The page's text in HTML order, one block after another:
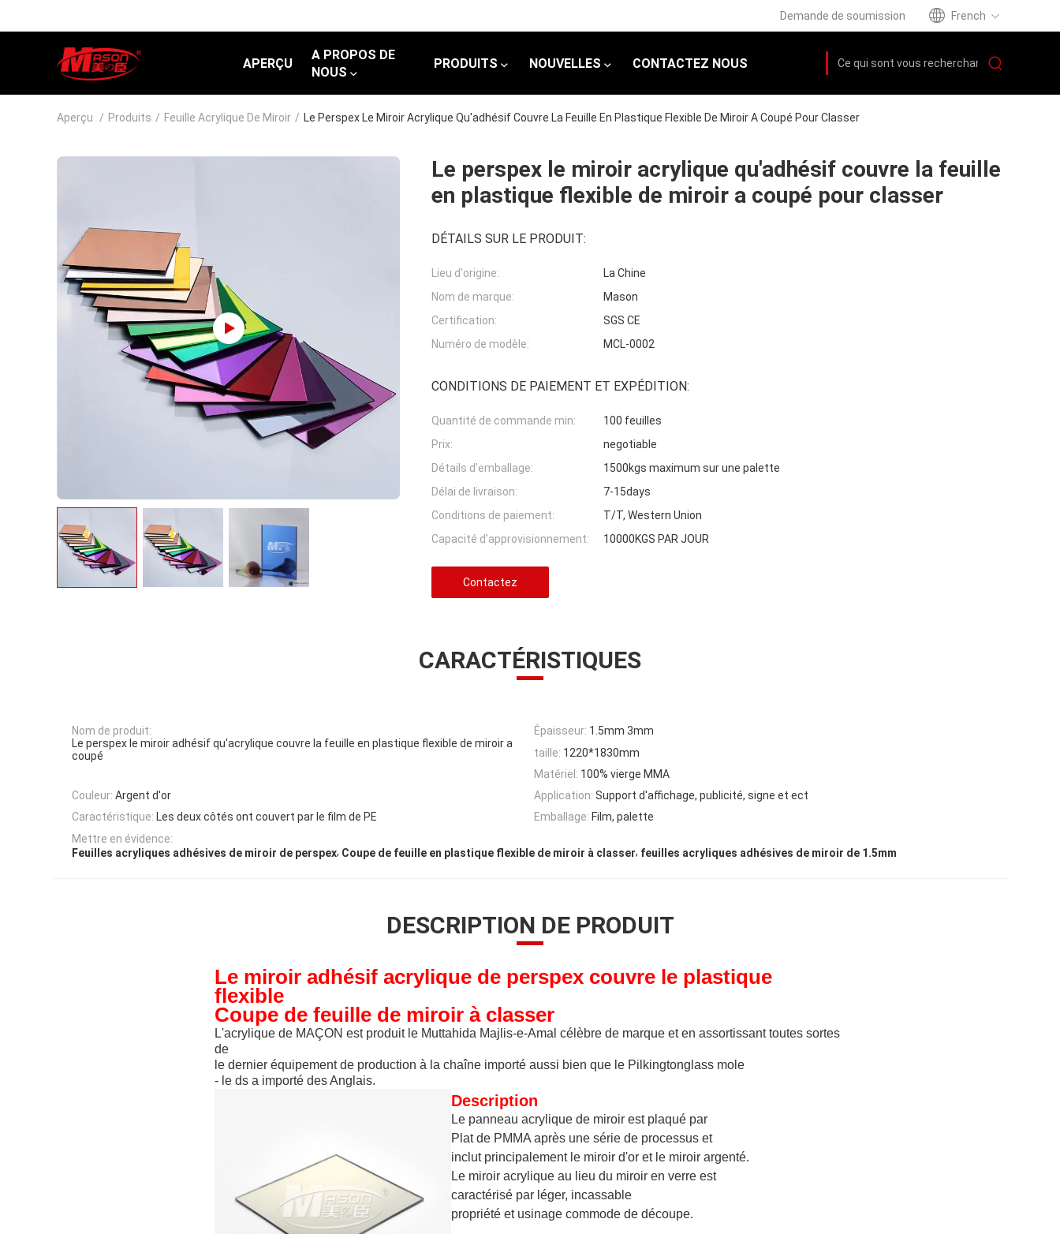
Demande de soumission French
APERÇU
A PROPOS DE
NOUS
PRODUITS NOUVELLES CONTACTEZ NOUS
Aperçu / Produits / Feuille Acrylique De Miroir / Le Perspex Le Miroir Acrylique Qu'adhésif Couvre La Feuille En Plastique Flexible De Miroir A Coupé Pour Classer
Le perspex le miroir acrylique qu'adhésif couvre la feuille
en plastique flexible de miroir a coupé pour classer
DÉTAILS SUR LE PRODUIT:
Lieu d'origine:
La Chine
Nom de marque:
Mason
Certification:
SGS CE
Numéro de modèle:
MCL-0002
CONDITIONS DE PAIEMENT ET EXPÉDITION:
Quantité de commande min:
100 feuilles
Prix:
negotiable
Détails d'emballage:
1500kgs maximum sur une palette
Délai de livraison:
7-15days
Conditions de paiement:
T/T, Western Union
Capacité d'approvisionnement:
10000KGS PAR JOUR
Contactez
CARACTÉRISTIQUES
Nom de produit:
Le perspex le miroir adhésif qu'acrylique couvre la feuille en plastique flexible de miroir a
coupé
Épaisseur: 1.5mm 3mm
taille: 1220*1830mm
Matériel: 100% vierge MMA
Couleur: Argent d'or Application: Support d'affichage, publicité, signe et ect
Caractéristique: Les deux côtés ont couvert par le film de PE Emballage: Film, palette
Mettre en évidence:
Feuilles acryliques adhésives de miroir de perspex, Coupe de feuille en plastique flexible de miroir à classer, feuilles acryliques adhésives de miroir de 1.5mm
DESCRIPTION DE PRODUIT
Le miroir adhésif acrylique de perspex couvre le plastique
flexible
Coupe de feuille de miroir à classer
L'acrylique de MAÇON est produit le Muttahida Majlis-e-Amal célèbre de marque et en assortissant toutes sortes
de
le dernier équipement de production à la chaîne importé aussi bien que le Pilkingtonglass mole
- le ds a importé des Anglais.
Description
Le panneau acrylique de miroir est plaqué par
Plat de PMMA après une série de processus et
inclut principalement le miroir d'or et le miroir argenté.
Le miroir acrylique au lieu du miroir en verre est
caractérisé par léger, incassable
propriété et usinage commode de découpe.